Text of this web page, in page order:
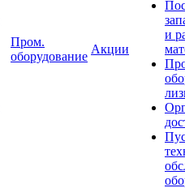
Пром.
оборудование
Акции
и